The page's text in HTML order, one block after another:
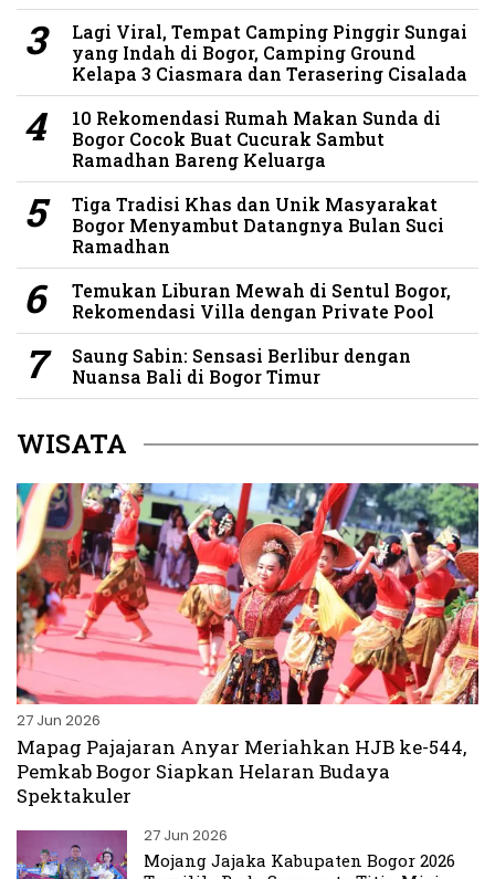
Lagi Viral, Tempat Camping Pinggir Sungai
yang Indah di Bogor, Camping Ground
Kelapa 3 Ciasmara dan Terasering Cisalada
10 Rekomendasi Rumah Makan Sunda di
Bogor Cocok Buat Cucurak Sambut
Ramadhan Bareng Keluarga
Tiga Tradisi Khas dan Unik Masyarakat
Bogor Menyambut Datangnya Bulan Suci
Ramadhan
Temukan Liburan Mewah di Sentul Bogor,
Rekomendasi Villa dengan Private Pool
Saung Sabin: Sensasi Berlibur dengan
Nuansa Bali di Bogor Timur
WISATA
27 Jun 2026
Mapag Pajajaran Anyar Meriahkan HJB ke-544,
Pemkab Bogor Siapkan Helaran Budaya
Spektakuler
27 Jun 2026
Mojang Jajaka Kabupaten Bogor 2026